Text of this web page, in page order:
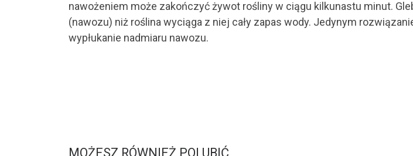
nawożeniem może zakończyć żywot rośliny w ciągu kilkunastu minut.
(nawozu) niż roślina wyciąga z niej cały zapas wody. Jedynym
wypłukanie nadmiaru nawozu.
MOŻESZ RÓWNIEŻ POLUBIĆ